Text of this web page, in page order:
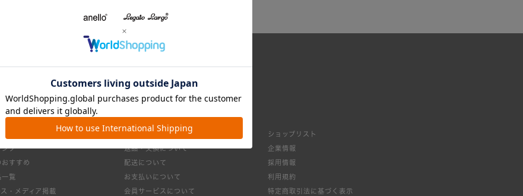
ング
おすすめ
一覧
ス・メディア掲載
お買い物ガイド
返品・交換について
配送について
お支払いについて
会員サービスについて
ショップリスト
企業情報
採用情報
利用規約
特定商取引法に基づく表示